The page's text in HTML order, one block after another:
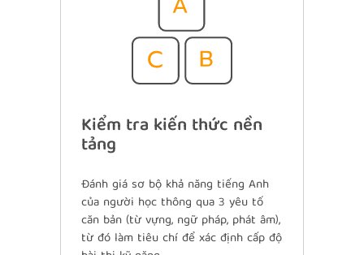
Kiểm tra kiến thức nền
tảng
Đánh giá sơ bộ khả năng tiếng Anh
của người học thông qua 3 yêu tố
căn bản (từ vựng, ngữ pháp, phát âm),
từ đó làm tiêu chí để xác định cấp độ